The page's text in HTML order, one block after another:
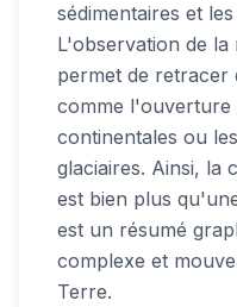
sédimentaires et
L'observation de
permet de retracer
comme l'ouverture
continentales ou
glaciaires. Ainsi, la
est bien plus
est un résumé
complexe et
Terre.